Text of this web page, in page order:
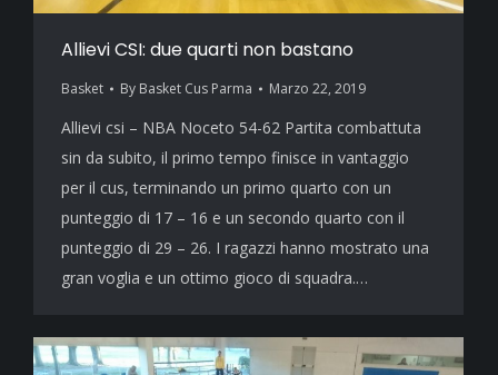
Allievi CSI: due quarti non bastano
Basket By Basket Cus Parma Marzo 22, 2019
Allievi csi – NBA Noceto 54-62 Partita combattuta
sin da subito, il primo tempo finisce in vantaggio
per il cus, terminando un primo quarto con un
punteggio di 17 – 16 e un secondo quarto con il
punteggio di 29 – 26. I ragazzi hanno mostrato una
gran voglia e un ottimo gioco di squadra.…